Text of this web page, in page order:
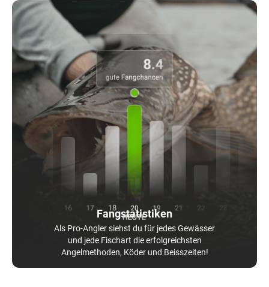
Fangstatistiken
Als Pro-Angler siehst du für jedes Gewässer
und jede Fischart die erfolgreichsten
Angelmethoden, Köder und Beisszeiten!